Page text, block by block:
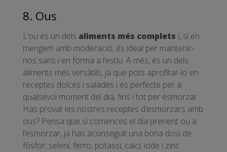
8. Ous
L’ou és un dels aliments més complets i, si en
mengem amb moderació, és ideal per mantenir-
nos sans i en forma a l’estiu. A més, és un dels
aliments més versàtils, ja que pots aprofitar-lo en
receptes dolces i salades i és perfecte per a
qualsevol moment del dia, fins i tot per esmorzar.
Has provat les nostres receptes d’esmorzars amb
ous? Pensa que si comences el dia prenent ou a
l’esmorzar, ja has aconseguit una bona dosi de
fòsfor, seleni, ferro, potassi, calci, iode i zinc.